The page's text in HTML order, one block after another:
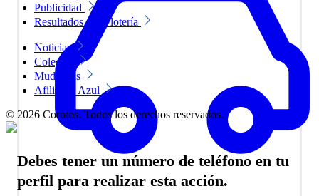
Publicidad
Resultados de la lotería
Noticias
Colegios
Mudanzas
Afiliate a Azul
© 2026 Corotos. Todos los derechos reservados.
Debes tener un número de teléfono en tu
perfil para realizar esta acción.